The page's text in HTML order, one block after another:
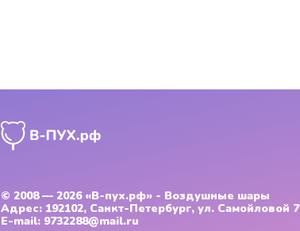
© 2008 — 2026«В-пух.рф» - Воздушные шары
Адрес: 192102, Санкт-Петербург, ул. Самойловой 7
E-mail: 9732288@mail.ru